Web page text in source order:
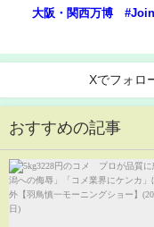
大阪・関西万博
Xでフォロ
おすすめの記事